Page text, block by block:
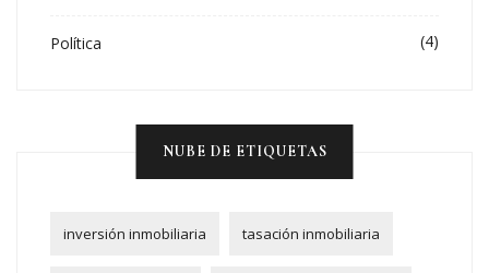
Política (4)
NUBE DE ETIQUETAS
inversión inmobiliaria tasación inmobiliaria